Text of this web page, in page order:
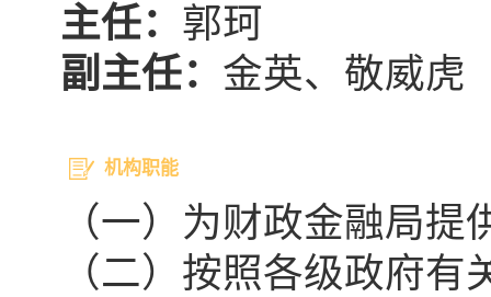
主任： 郭珂
副主任： 金英、敬威虎
机构职能
（一）为财政金融局
（二）按照各级政府